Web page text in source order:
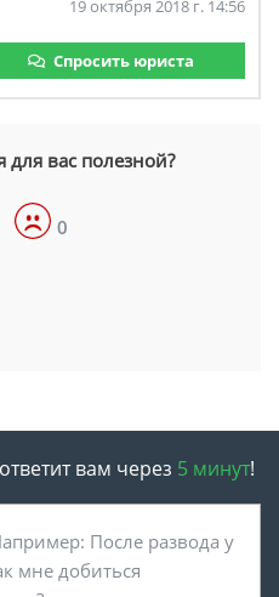
19 октября 2018 г. 14:56
Спросить юриста
для вас полезной?
0
вам через 5 минут!